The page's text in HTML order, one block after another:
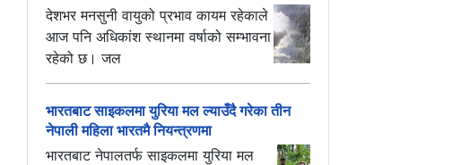
देशभर मनसुनी वायुको प्रभाव कायम रहेकाले
आज पनि अधिकांश स्थानमा वर्षाको सम्भावना
रहेको छ। जल
भारतबाट साइकलमा युरिया मल ल्याउँदै गरेका तीन
नेपाली महिला भारतमै नियन्त्रणमा
भारतबाट नेपालतर्फ साइकलमा युरिया मल